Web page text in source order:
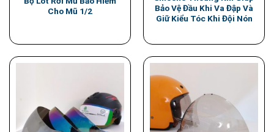
Cho Mũ 1/2
Bảo Vệ Đầu Khi Va Đập Và
Giữ Kiểu Tóc Khi Đội Nón